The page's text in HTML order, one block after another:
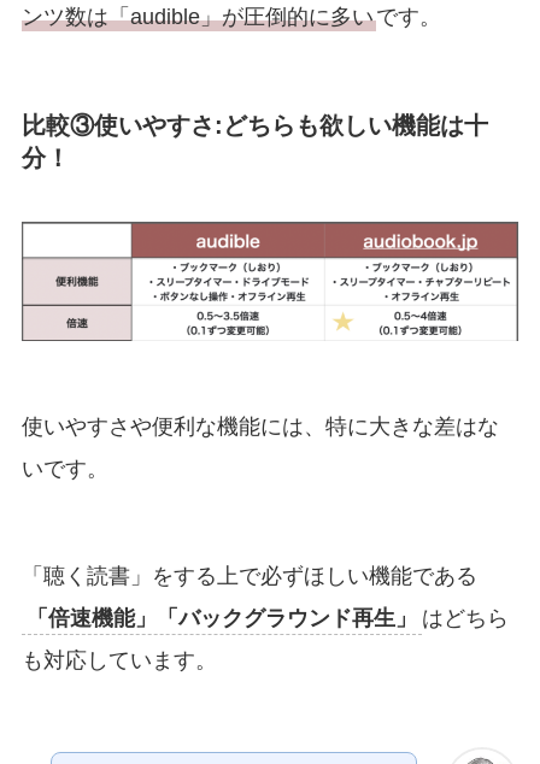
ンツ数は「audible」が圧倒的に多いです。
比較③使いやすさ:どちらも欲しい機能は十
分！
使いやすさや便利な機能には、特に大きな差はな
いです。
「聴く読書」をする上で必ずほしい機能である
「倍速機能」「バックグラウンド再生」
はどちら
も対応しています。